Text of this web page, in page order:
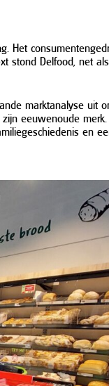
Het
stond Delfood, net
marktanalyse uit
eeuwenoude merk.
en